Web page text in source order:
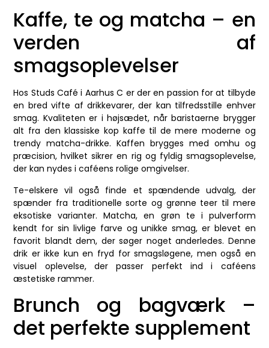
Kaffe, te og matcha – en
verden af
smagsoplevelser
Hos Studs Café i Aarhus C er der en passion for at tilbyde
en bred vifte af drikkevarer, der kan tilfredsstille enhver
smag. Kvaliteten er i højsædet, når baristaerne brygger
alt fra den klassiske kop kaffe til de mere moderne og
trendy matcha-drikke. Kaffen brygges med omhu og
præcision, hvilket sikrer en rig og fyldig smagsoplevelse,
der kan nydes i caféens rolige omgivelser.
Te-elskere vil også finde et spændende udvalg, der
spænder fra traditionelle sorte og grønne teer til mere
eksotiske varianter. Matcha, en grøn te i pulverform
kendt for sin livlige farve og unikke smag, er blevet en
favorit blandt dem, der søger noget anderledes. Denne
drik er ikke kun en fryd for smagsløgene, men også en
visuel oplevelse, der passer perfekt ind i caféens
æstetiske rammer.
Brunch og bagværk –
det perfekte supplement